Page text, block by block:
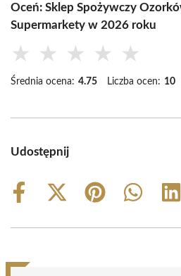
Oceń: Sklep Spożywczy
Supermarkety w 2026 roku
★ ★ ★ ★ ★
Średnia ocena: 4.75 Liczba ocen: 10
Udostępnij
Share
Share
(Twitter)
Share
Share